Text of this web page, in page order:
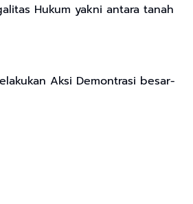
Hukum yakni antara tanah
Aksi Demontrasi besar-